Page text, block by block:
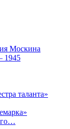
Москина
1945
таланта»
го…